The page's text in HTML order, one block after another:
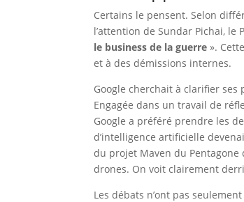
Certains le pensent. Selon
l’attention de Sundar Pichai, le
le business de la guerre».
et à des démissions internes.
Google cherchait à clarifier ses
Engagée dans un travail de
Google a préféré prendre les
d’intelligence artificielle
du projet Maven du
drones. On voit clairement
Les débats n’ont pas